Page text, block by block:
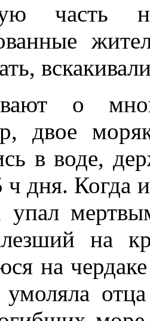
часть
о
двое
в воде,
ч дня. Когда
упал
на
на
умоляла